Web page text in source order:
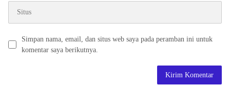
Simpan nama, email, dan situs web saya pada peramban ini untuk
komentar saya berikutnya.